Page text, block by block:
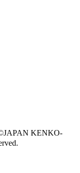
KENKO-